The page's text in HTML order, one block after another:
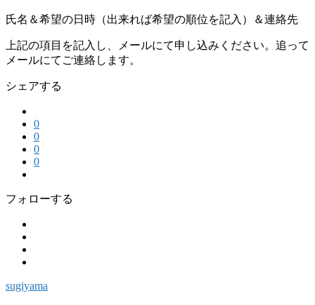
氏名＆希望の日時（出来れば希望の順位を記入）＆連絡先
上記の項目を記入し、メールにて申し込みください。追って
メールにてご連絡します。
シェアする
0
0
0
0
フォローする
sugiyama